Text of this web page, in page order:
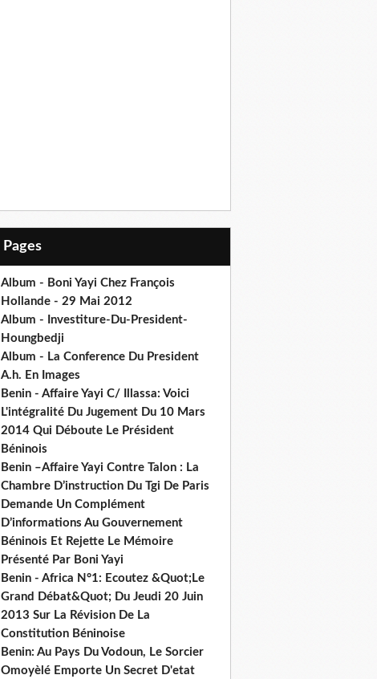
Pages
Album - Boni Yayi Chez François
Hollande - 29 Mai 2012
Album - Investiture-Du-President-
Houngbedji
Album - La Conference Du President
A.h. En Images
Benin - Affaire Yayi C/ Illassa: Voici
L'intégralité Du Jugement Du 10 Mars
2014 Qui Déboute Le Président
Béninois
Benin –Affaire Yayi Contre Talon : La
Chambre D’instruction Du Tgi De Paris
Demande Un Complément
D’informations Au Gouvernement
Béninois Et Rejette Le Mémoire
Présenté Par Boni Yayi
Benin - Africa N°1: Ecoutez &Quot;Le
Grand Débat&Quot; Du Jeudi 20 Juin
2013 Sur La Révision De La
Constitution Béninoise
Benin: Au Pays Du Vodoun, Le Sorcier
Omoyèlé Emporte Un Secret D'etat